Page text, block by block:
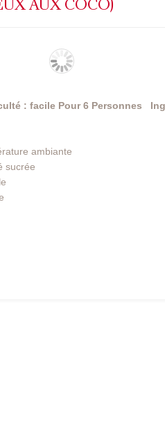
AUX COCO)
: facile Pour 6 Personnes
ambiante
sucrée